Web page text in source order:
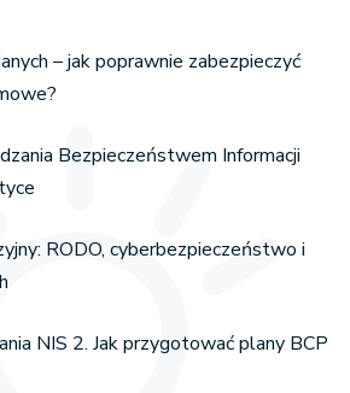
– jak poprawnie zabezpieczyć
Bezpieczeństwem Informacji
RODO, cyberbezpieczeństwo i
NIS 2. Jak przygotować plany BCP